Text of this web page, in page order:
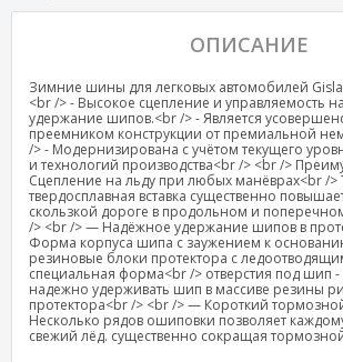
ОПИСАНИЕ
Зимние шины для легковых автомобилей
<br /> - Высокое сцепление и управляемость
удержание шипов.<br /> - Является
преемником конструкции от премиальной
/> - Модернизирована с учётом текущего
и технологий производства<br /> <br />
Сцепление на льду при любых манёврах<br />
твердосплавная вставка существенно
скользкой дороге в продольном и
/> <br /> — Надёжное удержание шипов в
Форма корпуса шипа с заужением к
резиновые блоки протектора с
специальная форма<br /> отверстия под шип -
надежно удерживать шип в массиве резины
протектора<br /> <br /> — Короткий
Несколько рядов ошиповки позволяет
свежий лёд. существенно сокращая